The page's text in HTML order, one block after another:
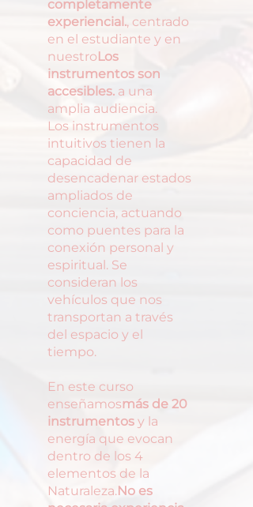
completamente
experiencial., centrado
en el estudiante y en
nuestroLos
instrumentos son
accesibles. a una
amplia audiencia.
Los instrumentos
intuitivos tienen la
capacidad de
desencadenar estados
ampliados de
conciencia, actuando
como puentes para la
conexión personal y
espiritual. Se
consideran los
vehículos que nos
transportan a través
del espacio y el
tiempo.
En este curso
enseñamosmás de 20
instrumentos y la
energía que evocan
dentro de los 4
elementos de la
Naturaleza.No es